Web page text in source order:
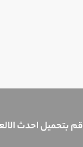
قم بتحميل احدث